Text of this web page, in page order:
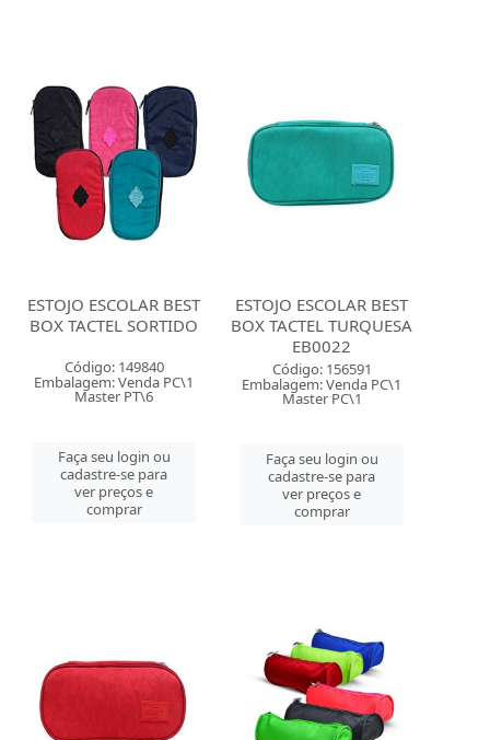
ESTOJO ESCOLAR BEST
BOX TACTEL SORTIDO
Código: 149840
Embalagem: Venda PC\1
Master PT\6
Faça seu login ou
cadastre-se para
ver preços e
comprar
ESTOJO ESCOLAR BEST
BOX TACTEL TURQUESA
EB0022
Código: 156591
Embalagem: Venda PC\1
Master PC\1
Faça seu login ou
cadastre-se para
ver preços e
comprar